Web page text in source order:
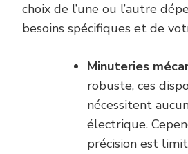
choix de l’une ou l’autre
besoins spécifiques et de
Minuteries
robuste, ces
nécessitent
électrique.
précision est